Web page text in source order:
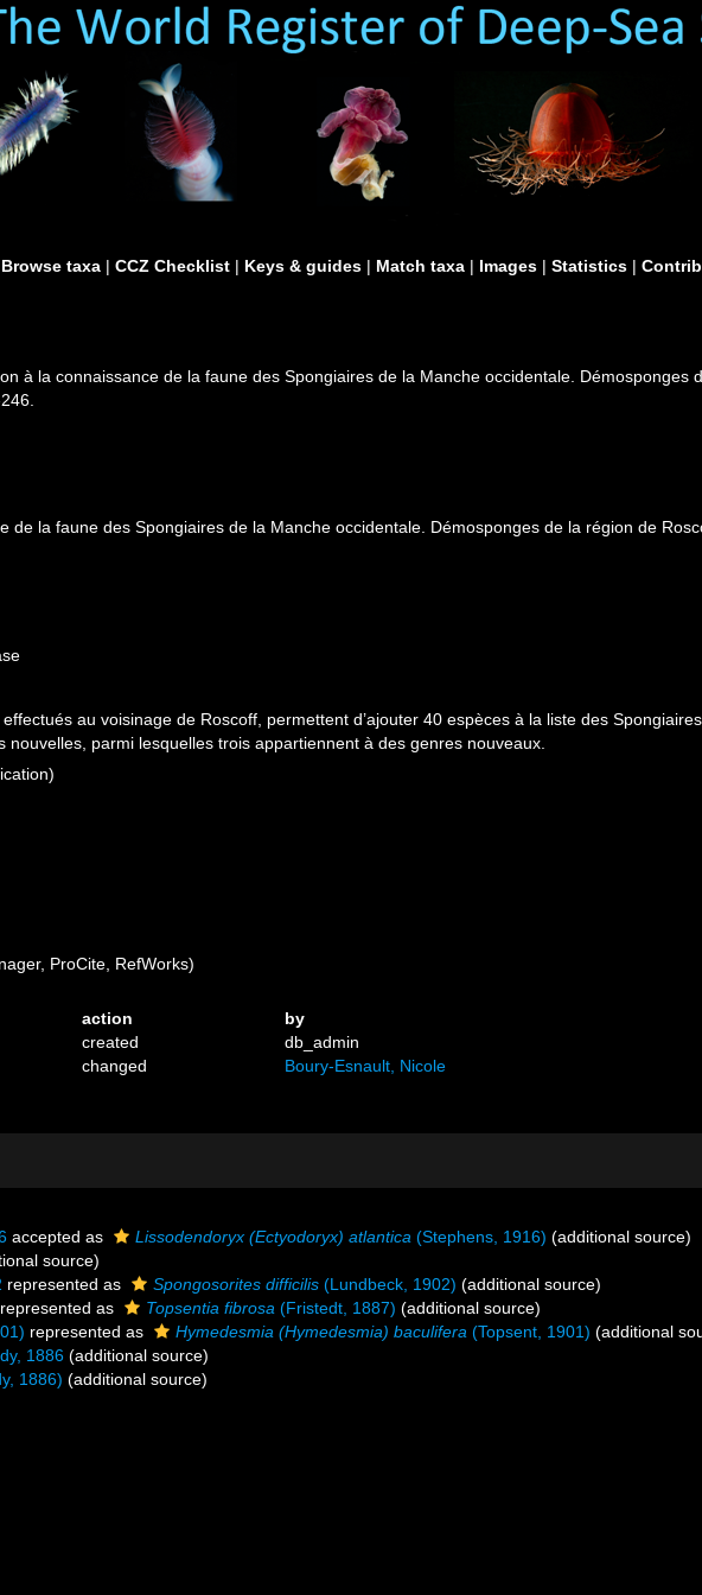
Browse taxa | CCZ Checklist | Keys & guides | Match taxa | Images | Statistics |
à la connaissance de la faune des Spongiaires de la Manche occidentale. Démosponges
de la faune des Spongiaires de la Manche occidentale. Démosponges de la région de
au voisinage de Roscoff, permettent d’ajouter 40 espèces à la liste des
nouvelles, parmi lesquelles trois appartiennent à des genres nouveaux.
ProCite, RefWorks)
action
by
created
db_admin
changed
Boury-Esnault, Nicole
accepted as Lissodendoryx (Ectyodoryx) atlantica (Stephens, 1916) (additional source)
source)
represented as Spongosorites difficilis (Lundbeck, 1902) (additional source)
represented as Topsentia fibrosa (Fristedt, 1887) (additional source)
represented as Hymedesmia (Hymedesmia) baculifera (Topsent, 1901) (additional
1886 (additional source)
1886) (additional source)